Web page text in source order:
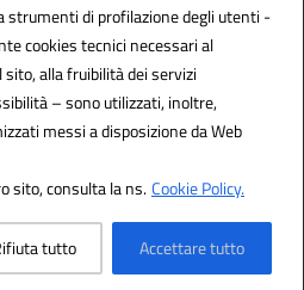
strumenti di profilazione degli utenti -
cookies tecnici necessari al
alla fruibilità dei servizi
– sono utilizzati, inoltre,
messi a disposizione da Web
sito, consulta la ns.Cookie Policy.
tutto Accettare tutto
(IPA): istsc_czrh04000q
UF9M13
by 3D Solution S.r.l.
by Designers Italia